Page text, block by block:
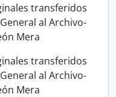
transferidos
al Archivo-
Mera
transferidos
al Archivo-
Mera